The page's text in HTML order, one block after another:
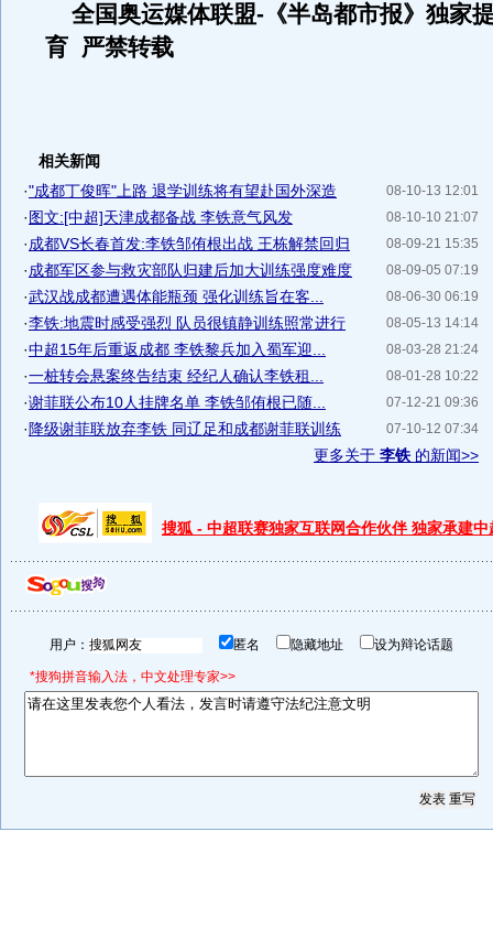
全国奥运媒体联盟-《半岛都市报》独家
育 严禁转载
相关新闻
08-10-13 12:01
·"成都丁俊晖"上路 退学训练将有望赴国外深造
08-10-10 21:07
·图文:[中超]天津成都备战 李铁意气风发
08-09-21 15:35
·成都VS长春首发:李铁邹侑根出战 王栋解禁回归
08-09-05 07:19
·成都军区参与救灾部队归建后加大训练强度难度
08-06-30 06:19
·武汉战成都遭遇体能瓶颈 强化训练旨在客...
08-05-13 14:14
·李铁:地震时感受强烈 队员很镇静训练照常进行
08-03-28 21:24
·中超15年后重返成都 李铁黎兵加入蜀军迎...
08-01-28 10:22
·一桩转会悬案终告结束 经纪人确认李铁租...
07-12-21 09:36
·谢菲联公布10人挂牌名单 李铁邹侑根已随...
07-10-12 07:34
· 降级谢菲联放弃李铁 同辽足和成都谢菲联训练
更多关于 李铁的新闻>>
搜狐 - 中超联赛独家互联网合作伙伴 独家承建中
用户： 匿名 隐藏地址 设为辩论话题
*搜狗拼音输入法，中文处理专家>>